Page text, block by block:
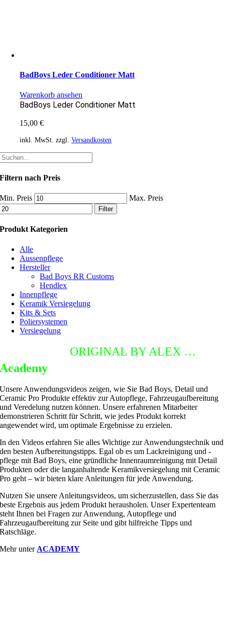
BadBoys Leder Conditioner Matt
Warenkorb ansehen
BadBoys Leder Conditioner Matt
15,00€
inkl. MwSt. zzgl.Versandkosten
Filtern nach Preis
Min. Preis Max. Preis
Filter
Produkt Kategorien
Alle
Aussenpflege
Hersteller
Bad Boys RR Customs
Hendlex
Innenpflege
Keramik Versiegelung
Kits & Sets
Poliersystemen
Versiegelung
ORIGINAL BY ALEX …
Academy
Unsere Anwendungsvideos zeigen, wie Sie Bad Boys, Detail und
Ceramic Pro Produkte effektiv zur Autopflege, Fahrzeugaufbereitung
und Veredelung nutzen können. Unsere erfahrenen Mitarbeiter
demonstrieren Schritt für Schritt, wie jedes Produkt korrekt
angewendet wird, um optimale Ergebnisse zu erzielen.
In den Videos erfahren Sie alles Wichtige zur Anwendungstechnik und
den besten Aufbereitungstipps. Egal ob es um Lackreinigung und -
pflege mit Bad Boys, eine gründliche Innenraumreinigung mit Detail
Produkten oder die langanhaltende Keramikversiegelung mit Ceramic
Pro geht – wir bieten klare Anleitungen für jede Anwendung.
Nutzen Sie unsere Anleitungsvideos, um sicherzustellen, dass Sie das
beste Ergebnis aus jedem Produkt herausholen. Unser Expertenteam
steht Ihnen bei Fragen zur Anwendung, Autopflege und
Fahrzeugaufbereitung zur Seite und gibt hilfreiche Tipps und
Ratschläge.
Mehr unter ACADEMY